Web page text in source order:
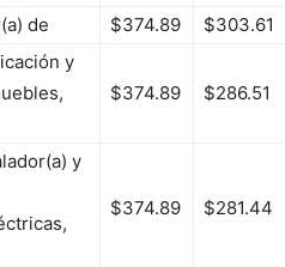
de $374.89 $303.61
y
$374.89 $286.51
y
$374.89 $281.44